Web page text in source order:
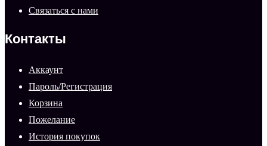
Связаться с нами
Контакты
Аккаунт
Пароль/Регистрация
Корзина
Пожелание
История покупок